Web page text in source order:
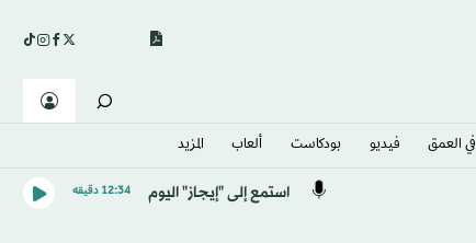
في العمق فيديو بودكاست ألعاب المزيد
استمع إلى "إيجاز" اليوم 12:34 دقيقه